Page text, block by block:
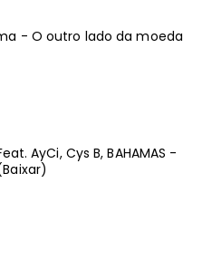
- O outro lado da moeda
AyCi, Cys B, BAHAMAS -